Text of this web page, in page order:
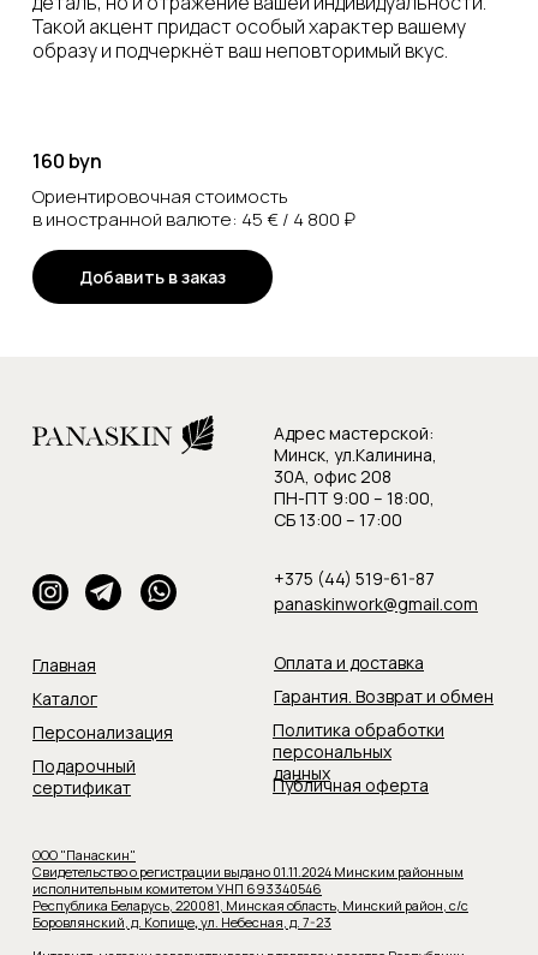
Такой акцент придаст особый характер вашему
образу и подчеркнёт ваш неповторимый вкус.
Добавить в заказ
160 byn
Ориентировочная стоимость
в иностранной валюте: 45 € / 4 800 ₽
Главная
Политика обработки
персональных
данных
Публичная оферта
Оплата и доставка
Гарантия. Возврат и обмен
Подарочный
сертификат
Персонализация
Каталог
ООО "Панаскин"
Свидетельство о регистрации выдано 01.11.2024 Минским районным
исполнительным комитетом УНП 693340546
Республика Беларусь, 220081, Минская область, Минский район, с/с
Боровлянский, д. Копище,ул. Небесная, д. 7-23
+375 (44) 519-61-87
panaskinwork@gmail.com
Адрес мастерской:
Минск, ул.Калинина,
30А, офис 208
ПН-ПТ 9:00 – 18:00,
СБ 13:00 – 17:00